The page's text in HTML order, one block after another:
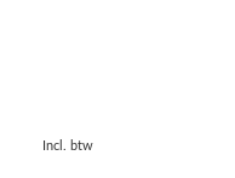
Incl. btw